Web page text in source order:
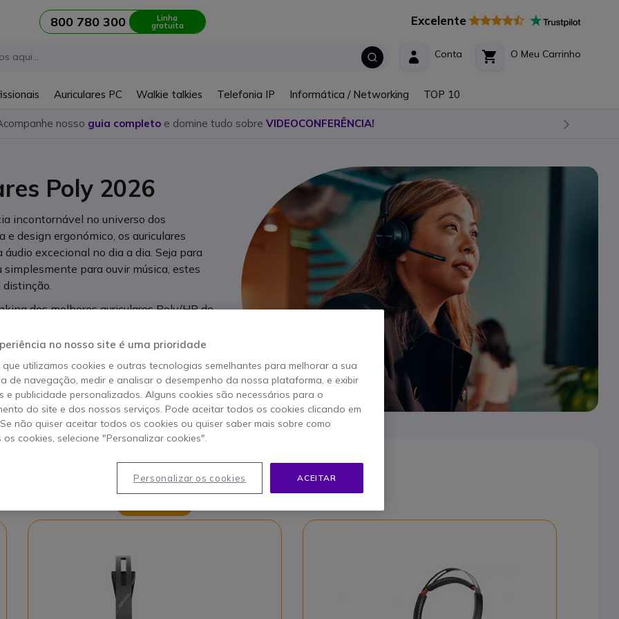
800 780 300 Linha
gratuita Excelente
O Meu Carrinho
Conta
Auriculares PC Walkie talkies Telefonia IP Informática / Networking TOP 10
nosso guia completo e domine tudo sobre VIDEOCONFERÊNCIA!
Poly 2026
incontornável no universo dos
design ergonómico, os auriculares
excecional no dia a dia. Seja para
para ouvir música, estes
dos melhores auriculares Poly/HP de
secção FAQ no final da página para
no nosso site é uma prioridade
que utilizamos cookies e outras tecnologias semelhantes para melhorar a sua
de navegação, medir e analisar o desempenho da nossa plataforma, e exibir
e publicidade personalizados. Alguns cookies são necessários para o
do site e dos nossos serviços. Pode aceitar todos os cookies clicando em
Se não quiser aceitar todos os cookies ou quiser saber mais sobre como
os cookies, selecione "Personalizar cookies".
ACEITAR
Personalizar os cookies